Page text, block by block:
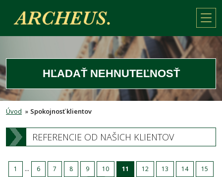
HĽADAŤ NEHNUTEĽNOSŤ
Úvod » Spokojnosť klientov
REFERENCIE OD NAŠICH KLIENTOV
1 ... 6 7 8 9 10 11 12 13 14
15